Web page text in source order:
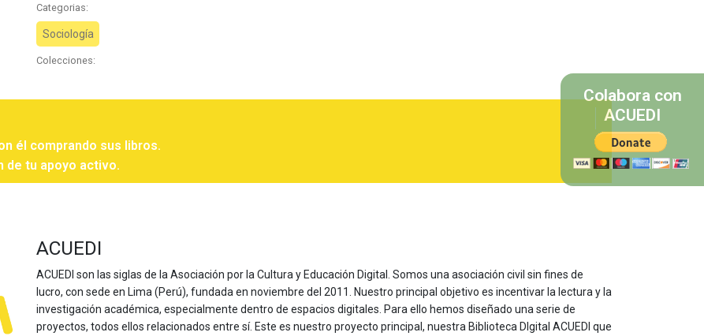
Categorias:
Sociología
Colecciones:
él comprando sus libros.
de tu apoyo activo.
ACUEDI
ACUEDI son las siglas de la Asociación por la Cultura y Educación Digital. Somos una asociación civil sin fines de
lucro, con sede en Lima (Perú), fundada en noviembre del 2011. Nuestro principal objetivo es incentivar la lectura y la
investigación académica, especialmente dentro de espacios digitales. Para ello hemos diseñado una serie de
proyectos, todos ellos relacionados entre sí. Este es nuestro proyecto principal, nuestra Biblioteca DIgital ACUEDI que
Colabora con
ACUEDI